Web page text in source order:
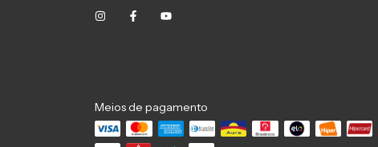
Meios de pagamento